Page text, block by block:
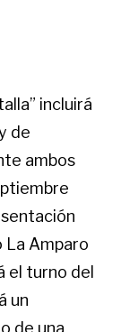
incluirá
de
ambos
La Amparo
el turno del
un
de una